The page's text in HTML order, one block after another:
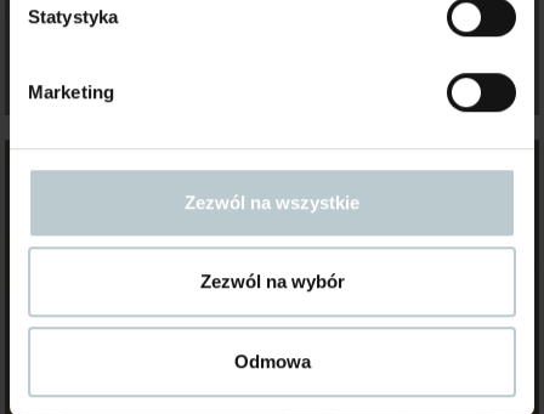
Statystyka
Marketing
Zezwól na wszystkie
Zezwól na wybór
Odmowa